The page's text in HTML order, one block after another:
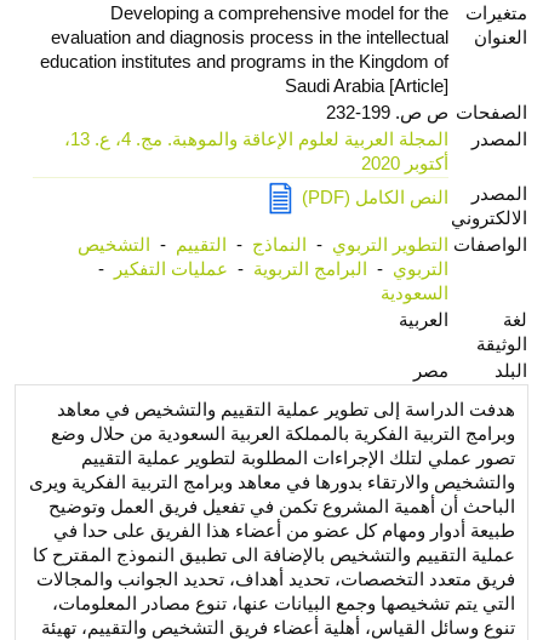
متغيرات
العنوان
Developing a comprehensive model for the
evaluation and diagnosis process in the intellectual
education institutes and programs in the Kingdom of
Saudi Arabia [Article]
الصفحات ص ص. 199-232
المصدر
المجلة العربية لعلوم الإعاقة والموهبة. مج. 4، ع. 13،
أكتوبر 2020
المصدر
الالكتروني
النص الكامل (PDF)
الواصفات التطوير التربوي - النماذج - التقييم - التشخيص
التربوي - البرامج التربوية - عمليات التفكير
-
السعودية
لغة
الوثيقة
العربية
البلد
مصر
هدفت الدراسة إلى تطوير عملية التقييم والتشخيص في معاهد
وبرامج التربية الفكرية بالمملكة العربية السعودية من حلال وضع
تصور عملي لتلك الإجراءات المطلوبة لتطوير عملية التقييم
والتشخيص والارتقاء بدورها في معاهد وبرامج التربية الفكرية ويرى
الباحث أن أهمية المشروع تكمن في تفعيل فريق العمل وتوضيح
طبيعة أدوار ومهام كل عضو من أعضاء هذا الفريق على حدا في
عملية التقييم والتشخيص بالإضافة الى تطبيق النموذج المقترح كا
فريق متعدد التخصصات، تحديد أهداف، تحديد الجوانب والمجالات
التي يتم تشخيصها وجمع البيانات عنها، تنوع مصادر المعلومات،
تنوع وسائل القياس، أهلية أعضاء فريق التشخيص والتقييم، تهيئة